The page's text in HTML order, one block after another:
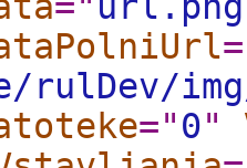
="0"